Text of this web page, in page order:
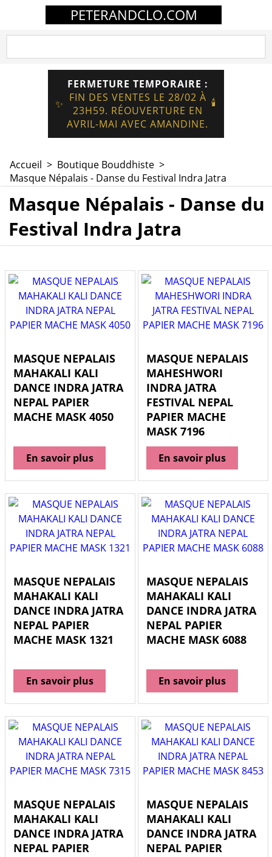
PETERANDCLO.COM
✨
FERMETURE TEMPORAIRE :
FIN DES VENTES LE 28/02 À
23H59. RÉOUVERTURE EN
AVRIL-MAI AVEC AMANDINE.
🕯️
Accueil > Boutique Bouddhiste >
Masque Népalais - Danse du Festival Indra Jatra
Masque Népalais - Danse du
Festival Indra Jatra
MASQUE NEPALAIS
MAHAKALI KALI
DANCE INDRA JATRA
NEPAL PAPIER
MACHE MASK 4050
En savoir plus
MASQUE NEPALAIS
MAHESHWORI
INDRA JATRA
FESTIVAL NEPAL
PAPIER MACHE
MASK 7196
En savoir plus
MASQUE NEPALAIS
MAHAKALI KALI
DANCE INDRA JATRA
NEPAL PAPIER
MACHE MASK 1321
En savoir plus
MASQUE NEPALAIS
MAHAKALI KALI
DANCE INDRA JATRA
NEPAL PAPIER
MACHE MASK 6088
En savoir plus
MASQUE NEPALAIS
MAHAKALI KALI
DANCE INDRA JATRA
NEPAL PAPIER
MASQUE NEPALAIS
MAHAKALI KALI
DANCE INDRA JATRA
NEPAL PAPIER